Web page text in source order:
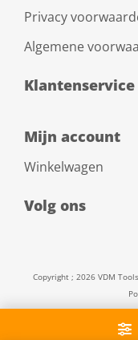
Privacy
Algemene
Klantenservice
Mijn account
Winkelwagen
Volg ons
Copyright ; 2026 VDM